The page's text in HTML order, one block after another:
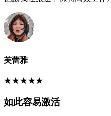
芙蕾雅
★★★★★
如此容易激活